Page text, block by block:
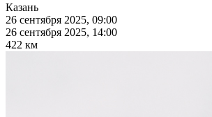
Казань
26 сентября 2025, 09:00
26 сентября 2025, 14:00
422 км